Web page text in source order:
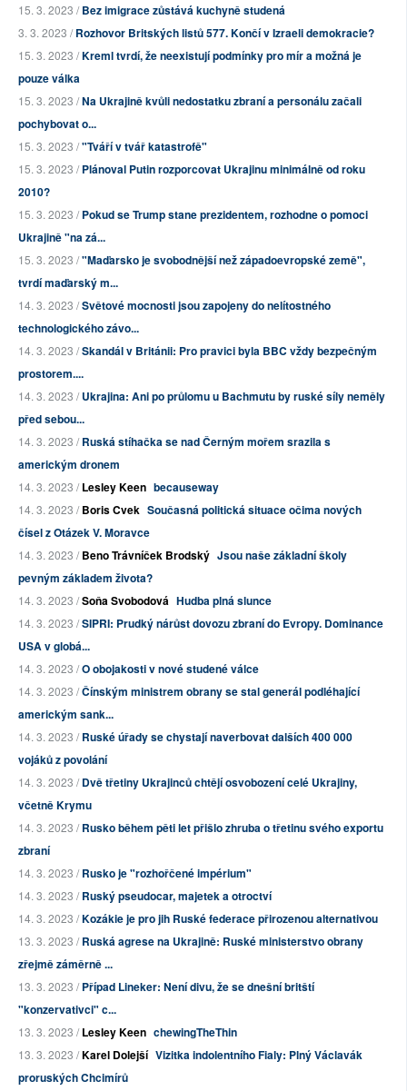
15. 3. 2023 /Bez imigrace zůstává kuchyně studená
3. 3. 2023 /Rozhovor Britských listů 577. Končí v Izraeli demokracie?
15. 3. 2023 /Kreml tvrdí, že neexistují podmínky pro mír a možná je
pouze válka
15. 3. 2023 /Na Ukrajině kvůli nedostatku zbraní a personálu začali
pochybovat o...
15. 3. 2023 /"Tváří v tvář katastrofě"
15. 3. 2023 /Plánoval Putin rozporcovat Ukrajinu minimálně od roku
2010?
15. 3. 2023 /Pokud se Trump stane prezidentem, rozhodne o pomoci
Ukrajině "na zá...
15. 3. 2023 /"Maďarsko je svobodnější než západoevropské země",
tvrdí maďarský m...
14. 3. 2023 /Světové mocnosti jsou zapojeny do nelítostného
technologického závo...
14. 3. 2023 /Skandál v Británii: Pro pravici byla BBC vždy bezpečným
prostorem....
14. 3. 2023 /Ukrajina: Ani po průlomu u Bachmutu by ruské síly neměly
před sebou...
14. 3. 2023 /Ruská stíhačka se nad Černým mořem srazila s
americkým dronem
14. 3. 2023 /Lesley Keen becauseway
14. 3. 2023 /Boris Cvek Současná politická situace očima nových
čísel z Otázek V. Moravce
14. 3. 2023 /Beno Trávníček Brodský Jsou naše základní školy
pevným základem života?
14. 3. 2023 /Soňa Svobodová Hudba plná slunce
14. 3. 2023 /SIPRI: Prudký nárůst dovozu zbraní do Evropy. Dominance
USA v globá...
14. 3. 2023 /O obojakosti v nové studené válce
14. 3. 2023 /Čínským ministrem obrany se stal generál podléhající
americkým sank...
14. 3. 2023 /Ruské úřady se chystají naverbovat dalších 400 000
vojáků z povolání
14. 3. 2023 /Dvě třetiny Ukrajinců chtějí osvobození celé Ukrajiny,
včetně Krymu
14. 3. 2023 /Rusko během pěti let přišlo zhruba o třetinu svého exportu
zbraní
14. 3. 2023 /Rusko je "rozhořčené impérium"
14. 3. 2023 /Ruský pseudocar, majetek a otroctví
14. 3. 2023 /Kozákie je pro jih Ruské federace přirozenou alternativou
13. 3. 2023 /Ruská agrese na Ukrajině: Ruské ministerstvo obrany
zřejmě záměrně ...
13. 3. 2023 /Případ Lineker: Není divu, že se dnešní britští
"konzervativci" c...
13. 3. 2023 /Lesley Keen chewingTheThin
13. 3. 2023 /Karel Dolejší Vizitka indolentního Fialy: Plný Václavák
proruských Chcimírů